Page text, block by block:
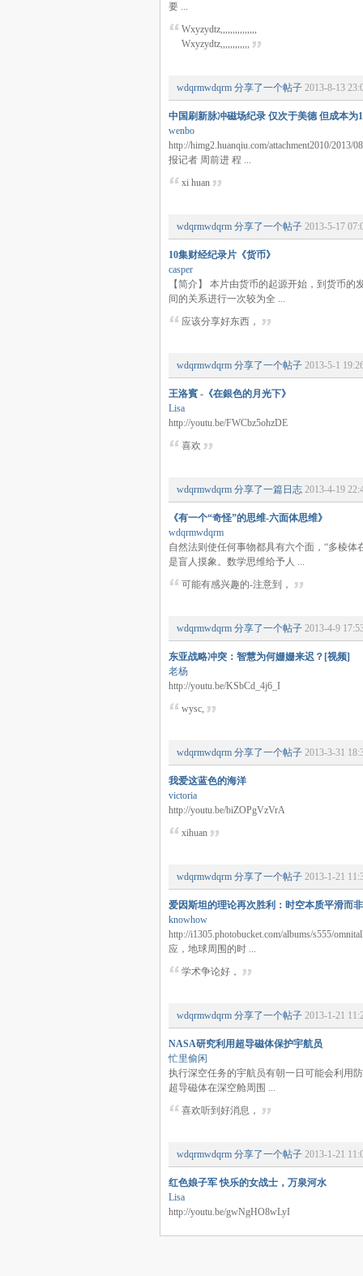
要 ...
Wxyzydtz,,,,,,,,,,,,,,,
Wxyzydtz,,,,,,,,,,,,
wdqrmwdqrm 分享了一个帖子 2013-8-13
中国刷新脉冲磁场纪录 仅次于美德 但成本为
wenbo
http://himg2.huanqiu.com/attachment2010/
报记者 周前进 程 ...
xi huan
wdqrmwdqrm 分享了一个帖子 2013-5-17
10集财经纪录片《货币》
casper
【简介】 本片由货币的起源开始，到货币
间的关系进行一次较为全 ...
应该分享好东西，
wdqrmwdqrm 分享了一个帖子 2013-5-1
王洛賓 -《在銀色的月光下》
Lisa
http://youtu.be/FWCbz5ohzDE
喜欢
wdqrmwdqrm 分享了一篇日志 2013-4-19
《有一个“奇怪”的思维-六面体思维》
wdqrmwdqrm
自然法则使任何事物都具有六个面，“多棱
是盲人摸象。数学思维给予人 ...
可能有感兴趣的-注意到，
wdqrmwdqrm 分享了一个帖子 2013-4-9
东亚战略冲突：智慧为何姗姗来迟？[视频]
老杨
http://youtu.be/KSbCd_4j6_I
wysc,
wdqrmwdqrm 分享了一个帖子 2013-3-31
我爱这蓝色的海洋
victoria
http://youtu.be/biZOPgVzVrA
xihuan
wdqrmwdqrm 分享了一个帖子 2013-1-21
爱因斯坦的理论再次胜利：时空本质平滑而
knowhow
http://i1305.photobucket.com/albums/s555/
应，地球周围的时 ...
学术争论好，
wdqrmwdqrm 分享了一个帖子 2013-1-21
NASA研究利用超导磁体保护宇航员
忙里偷闲
执行深空任务的宇航员有朝一日可能会利用
超导磁体在深空舱周围 ...
喜欢听到好消息，
wdqrmwdqrm 分享了一个帖子 2013-1-21
红色娘子军 快乐的女战士，万泉河水
Lisa
http://youtu.be/gwNgHO8wLyI